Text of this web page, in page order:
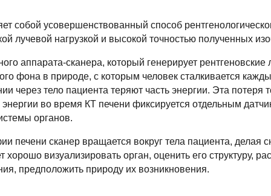
собой усовершенствованный способ
лучевой нагрузкой и высокой точностью полученных
аппарата-сканера, который генерирует
фона в природе, с которым человек сталкивается
через тело пациента теряют часть энергии. Эта потеря
во время КТ печени фиксируется отдельным
органов.
печени сканер вращается вокруг тела пациента, делая
визуализировать орган, оценить его структуру,
предположить природу их возникновения.